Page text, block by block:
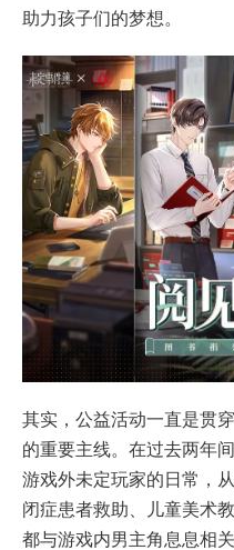
助力孩子们的梦想。
其实，公益活动一直是贯
的重要主线。在过去两年
游戏外未定玩家的日常，
闭症患者救助、儿童美术
都与游戏内男主角息息相关